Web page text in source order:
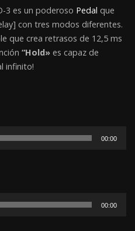
3 es un poderoso Pedal que
con tres modos diferentes.
que crea retrasos de 12,5 ms
“Hold» es capaz de
infinito!
00:00
00:00